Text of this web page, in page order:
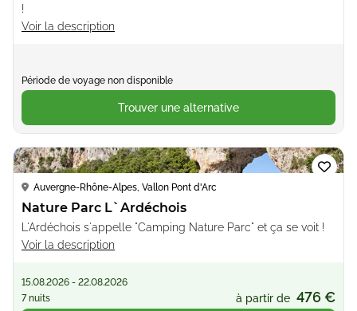
!
Voir la description
Période de voyage non disponible
Trouver une alternative
Loading...
Auvergne-Rhône-Alpes, Vallon Pont d'Arc
Nature Parc L`Ardéchois
L'Ardéchois s'appelle "Camping Nature Parc" et ça se voit !
Voir la description
15.08.2026 - 22.08.2026
7 nuits
à partir de 476 €